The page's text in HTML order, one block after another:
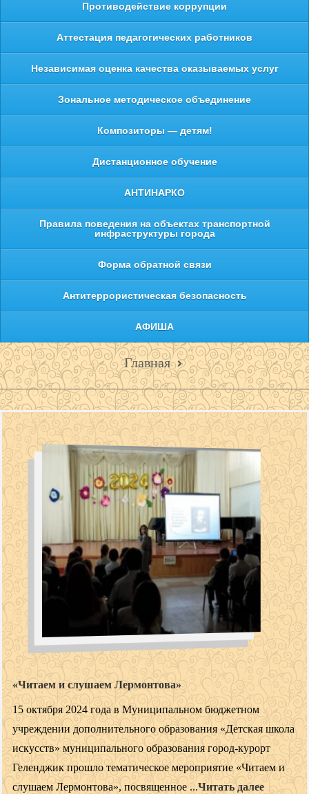
Противодействие коррупции
Аттестация педагогических работников
Независимая оценка качества оказываемых услуг
Зональное методическое объединение
Композиторы — детям!
Дистанционное обучение
АНТИНАРКО
Правила поведения на объектах транспортной
инфраструктуры города
Форма обратной связи
Антитеррористическая безопасность
АФИША
Главная
«Читаем и слушаем Лермонтова»
15 октября 2024 года в Муниципальном бюджетном
учреждении дополнительного образования «Детская школа
искусств» муниципального образования город-курорт
Геленджик прошло тематическое мероприятие «Читаем и
слушаем Лермонтова», посвященное ...Читать далее